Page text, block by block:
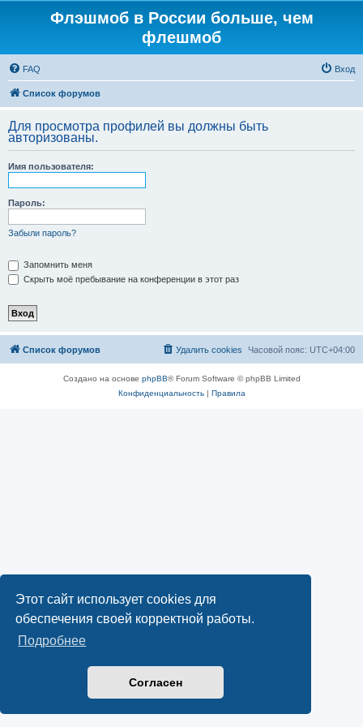
Этот сайт использует cookies для
обеспечения своей корректной работы.
Подробнее
Согласен
Флэшмоб в России больше, чем
флешмоб
FAQ Вход
Список форумов
Для просмотра профилей вы должны быть
авторизованы.
Имя пользователя:
Пароль:
Забыли пароль?
Запомнить меня
Скрыть моё пребывание на конференции в этот раз
Список форумов Часовой пояс: UTC+04:00
Удалить cookies
Создано на основе phpBB® Forum Software © phpBB Limited
Конфиденциальность| Правила